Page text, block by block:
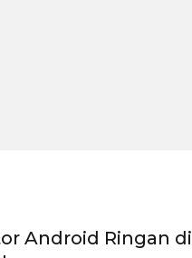
Android Ringan di